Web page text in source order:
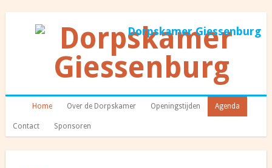
Dorpskamer Giessenburg
Home Over de Dorpskamer Openingstijden Agenda
Contact Sponsoren